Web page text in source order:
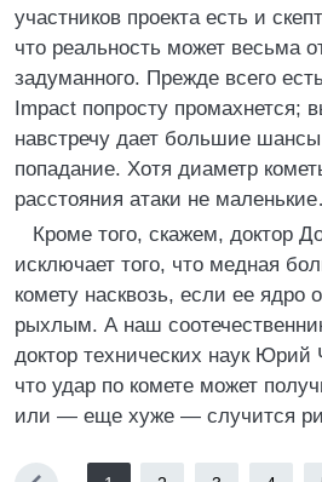
участников проекта есть и
что реальность может весьма
задуманного. Прежде всего
Impact попросту промахнется;
навстречу дает большие
попадание. Хотя диаметр
расстояния атаки не
Кроме того, скажем, доктор
исключает того, что медная
комету насквозь, если ее ядро
рыхлым. А наш
доктор технических наук Юрий
что удар по комете может
или — еще хуже — случится